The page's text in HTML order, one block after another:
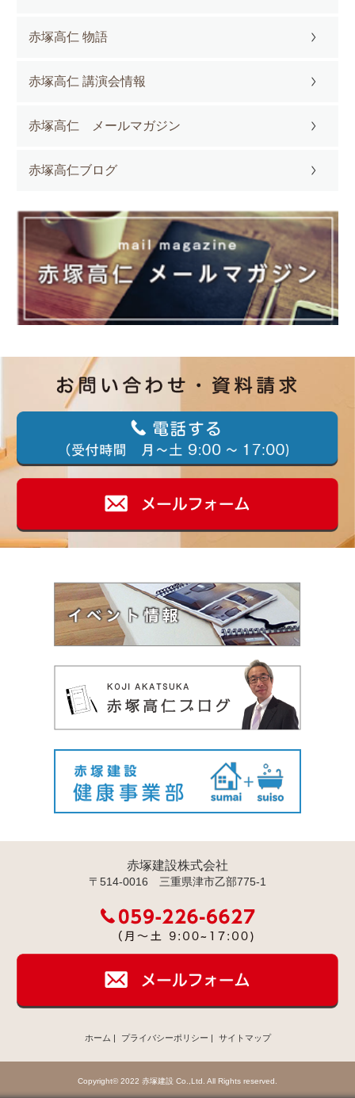
赤塚高仁 物語
赤塚高仁 講演会情報
赤塚高仁 メールマガジン
赤塚高仁ブログ
赤塚建設株式会社
〒514-0016 三重県津市乙部775-1
ホーム | プライバシーポリシー | サイトマップ
Copyright© 2022 赤塚建設 Co.,Ltd. All Rights reserved.